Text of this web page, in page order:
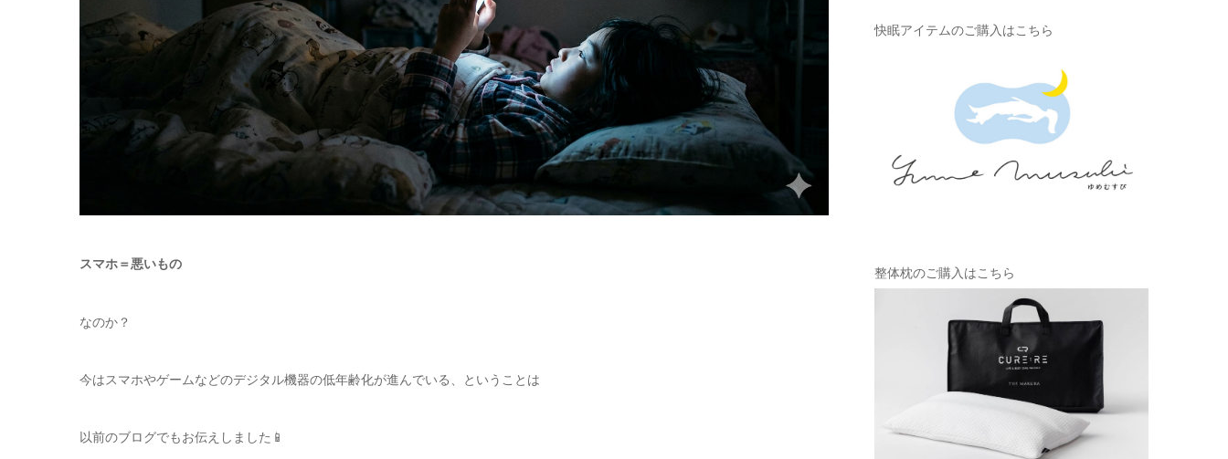
スマホ＝悪いもの
なのか？
今はスマホやゲームなどのデジタル機器の低年齢化が進んでいる、ということは
以前のブログでもお伝えしました📱
快眠アイテムのご購入はこちら
整体枕のご購入はこちら